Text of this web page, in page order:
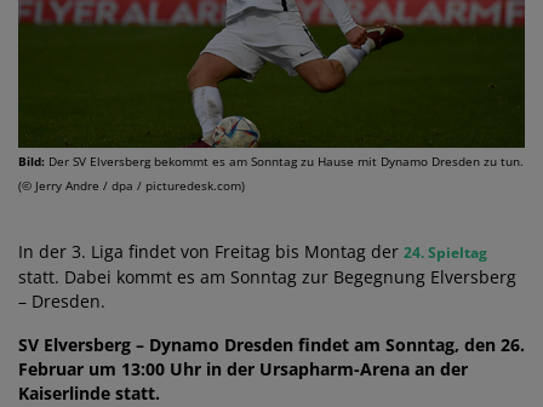
Bild: Der SV Elversberg bekommt es am Sonntag zu Hause mit Dynamo Dresden zu tun.
(© Jerry Andre / dpa / picturedesk.com)
In der 3. Liga findet von Freitag bis Montag der 24. Spieltag
statt. Dabei kommt es am Sonntag zur Begegnung Elversberg
– Dresden.
SV Elversberg – Dynamo Dresden findet am Sonntag, den 26.
Februar um 13:00 Uhr in der Ursapharm-Arena an der
Kaiserlinde statt.